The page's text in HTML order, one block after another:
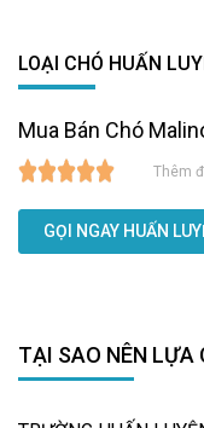
LOẠI CHÓ HUẤN
Mua Bán Chó
Thêm
GỌI NGAY HUẤN
TẠI SAO NÊN LỰA